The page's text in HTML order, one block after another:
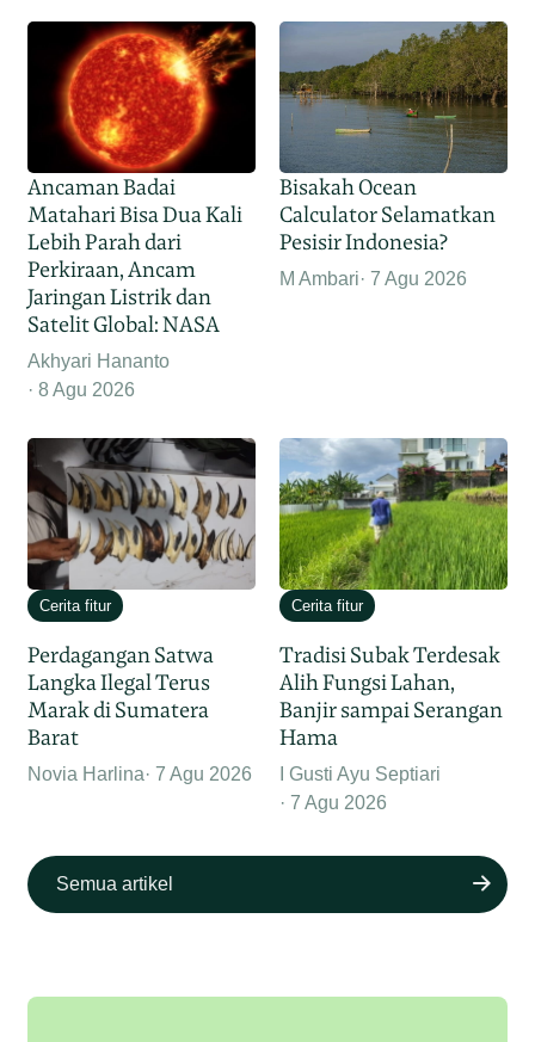
Ancaman Badai
Matahari Bisa Dua Kali
Lebih Parah dari
Perkiraan, Ancam
Jaringan Listrik dan
Satelit Global: NASA
Akhyari Hananto
8 Agu 2026
Bisakah Ocean
Calculator Selamatkan
Pesisir Indonesia?
M Ambari 7 Agu 2026
Cerita fitur
Perdagangan Satwa
Langka Ilegal Terus
Marak di Sumatera
Barat
Novia Harlina 7 Agu 2026
Cerita fitur
Tradisi Subak Terdesak
Alih Fungsi Lahan,
Banjir sampai Serangan
Hama
I Gusti Ayu Septiari
7 Agu 2026
Semua artikel